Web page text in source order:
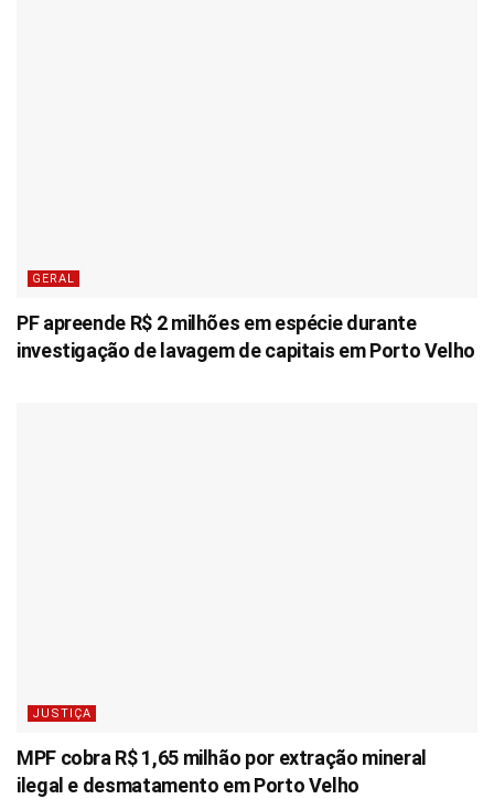
GERAL
PF apreende R$ 2 milhões em espécie durante
investigação de lavagem de capitais em Porto Velho
JUSTIÇA
MPF cobra R$ 1,65 milhão por extração mineral
ilegal e desmatamento em Porto Velho